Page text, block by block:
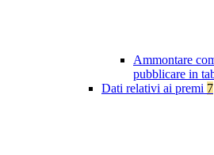
Ammontare
pubblicare in
Dati relativi ai premi 7